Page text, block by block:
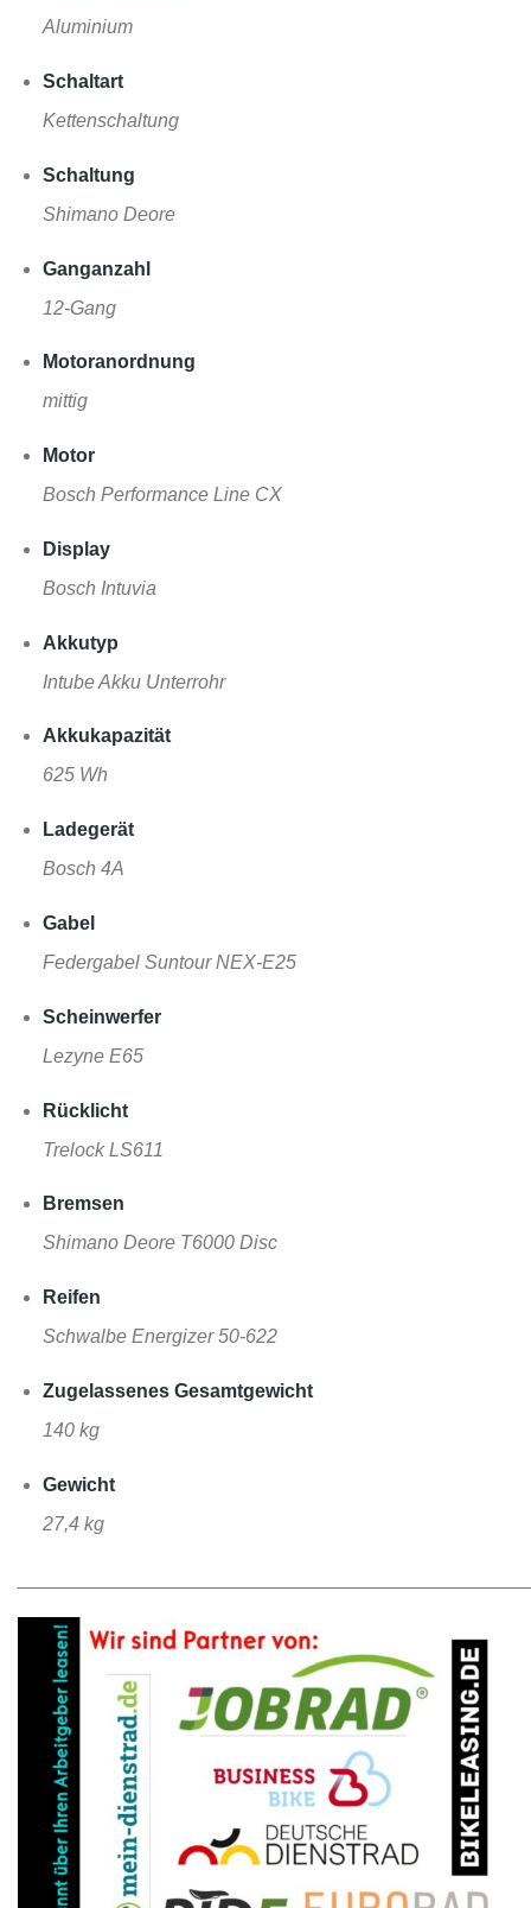
Aluminium
Schaltart
Kettenschaltung
Schaltung
Shimano Deore
Ganganzahl
12-Gang
Motoranordnung
mittig
Motor
Bosch Performance Line CX
Display
Bosch Intuvia
Akkutyp
Intube Akku Unterrohr
Akkukapazität
625 Wh
Ladegerät
Bosch 4A
Gabel
Federgabel Suntour NEX-E25
Scheinwerfer
Lezyne E65
Rücklicht
Trelock LS611
Bremsen
Shimano Deore T6000 Disc
Reifen
Schwalbe Energizer 50-622
Zugelassenes Gesamtgewicht
140 kg
Gewicht
27,4 kg